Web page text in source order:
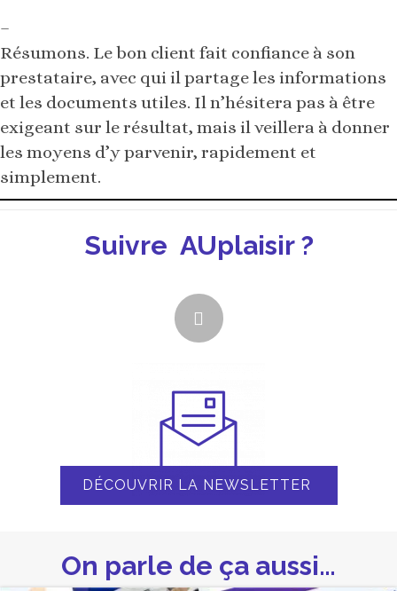
–
Résumons. Le bon client fait confiance à son
prestataire, avec qui il partage les informations
et les documents utiles. Il n’hésitera pas à être
exigeant sur le résultat, mais il veillera à donner
les moyens d’y parvenir, rapidement et
simplement.
Suivre AUplaisir ?
DÉCOUVRIR LA NEWSLETTER
On parle de ça aussi…